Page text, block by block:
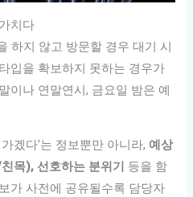
치다
하지 않고 방문할 경우 대기 시
입을 확보하지 못하는 경우가
이나 연말연시, 금요일 밤은 예
겠다’는 정보뿐만 아니라, 예상
목), 선호하는 분위기
등을 함
가 사전에 공유될수록 담당자